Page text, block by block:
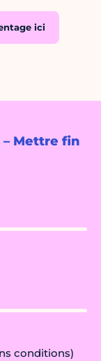
– Mettre fin
conditions)
ici